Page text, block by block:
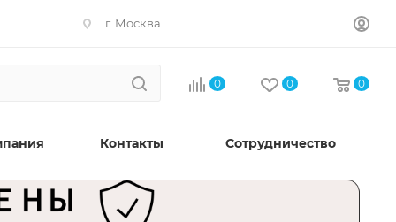
г. Москва
0 0 0
Контакты Сотрудничество